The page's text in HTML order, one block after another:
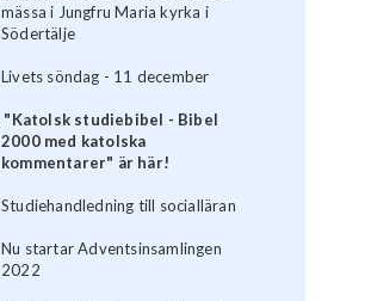
mässa i Jungfru Maria kyrka i
Södertälje
Livets söndag - 11 december
"Katolsk studiebibel - Bibel
2000 med katolska
kommentarer" är här!
Studiehandledning till socialläran
Nu startar Adventsinsamlingen
2022